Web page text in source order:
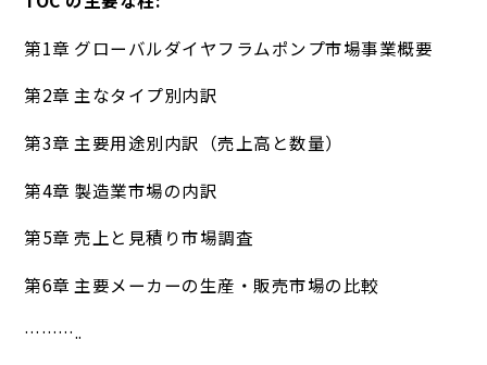
第1章 グローバルダイヤフラムポンプ市場事業概要
第2章 主なタイプ別内訳
第3章 主要用途別内訳（売上高と数量）
第4章 製造業市場の内訳
第5章 売上と見積り市場調査
第6章 主要メーカーの生産・販売市場の比較
………..